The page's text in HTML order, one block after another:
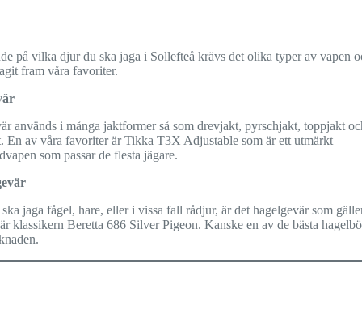
på vilka djur du ska jaga i Sollefteå krävs det olika typer av vapen
fram våra favoriter.
används i många jaktformer så som drevjakt, pyrschjakt, toppjakt
En av våra favoriter är Tikka T3X Adjustable som är ett utmärkt
som passar de flesta jägare.
jaga fågel, hare, eller i vissa fall rådjur, är det hagelgevär som
klassikern Beretta 686 Silver Pigeon. Kanske en av de bästa